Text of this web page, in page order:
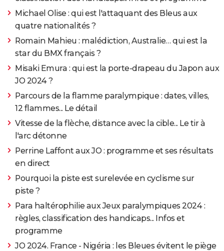
Michael Olise : qui est l'attaquant des Bleus aux
quatre nationalités ?
Romain Mahieu : malédiction, Australie… qui est la
star du BMX français ?
Misaki Emura : qui est la porte-drapeau du Japon aux
JO 2024 ?
Parcours de la flamme paralympique : dates, villes,
12 flammes... Le détail
Vitesse de la flèche, distance avec la cible... Le tir à
l'arc détonne
Perrine Laffont aux JO : programme et ses résultats
en direct
Pourquoi la piste est surelevée en cyclisme sur
piste ?
Para haltérophilie aux Jeux paralympiques 2024 :
règles, classification des handicaps... Infos et
programme
JO 2024. France - Nigéria : les Bleues évitent le piège